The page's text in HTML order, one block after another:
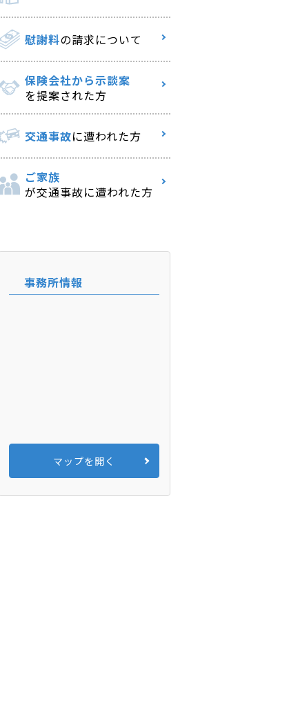
慰謝料の請求について
保険会社から示談案
を提案された方
交通事故に遭われた方
ご家族
が交通事故に遭われた方
事務所情報
マップを開く